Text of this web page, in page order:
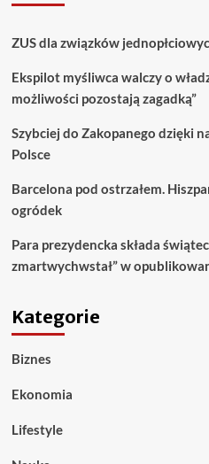
ZUS dla związków
Ekspilot myśliwca walczy o
możliwości pozostają zagadką”
Szybciej do Zakopanego dzięki
Polsce
Barcelona pod ostrzałem.
ogródek
Para prezydencka składa
zmartwychwstał” w
Kategorie
Biznes
Ekonomia
Lifestyle